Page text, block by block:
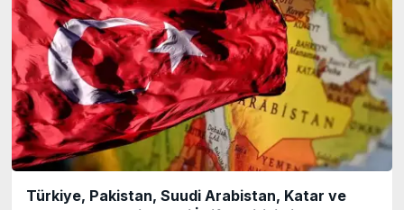
Türkiye, Pakistan, Suudi Arabistan, Katar ve